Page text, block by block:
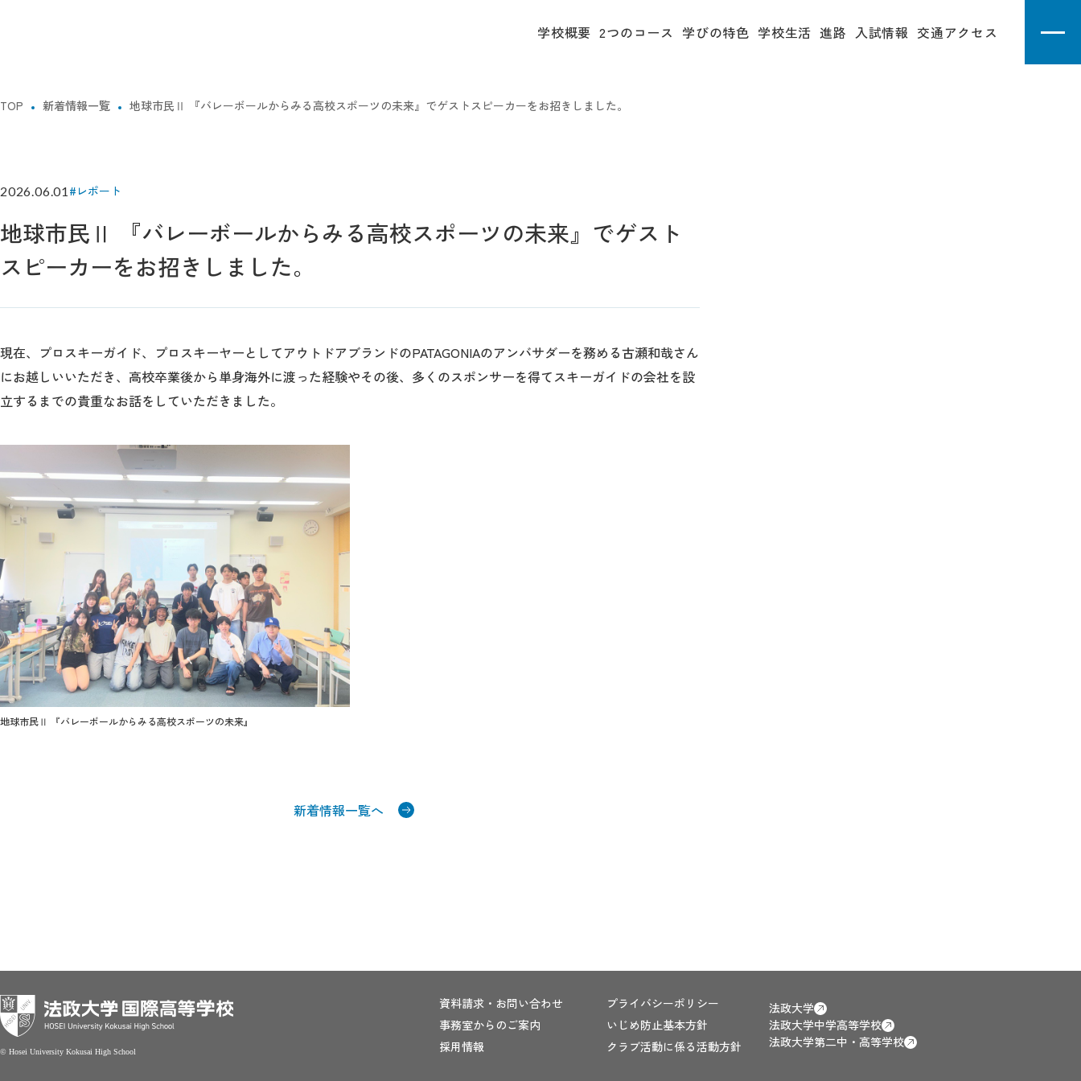
学校概要 2つのコース 学びの特色 学校生活 進路 入試情報 交通アクセス
TOP 新着情報一覧 地球市民Ⅱ 『バレーボールからみる高校スポーツの未来』でゲストスピーカーをお招きしました。
2026.06.01 #レポート
地球市民Ⅱ 『バレーボールからみる高校スポーツの未来』でゲスト
スピーカーをお招きしました。
現在、プロスキーガイド、プロスキーヤーとしてアウトドアブランドのPATAGONIAのアンバサダーを務める古瀬和哉さん
にお越しいいただき、高校卒業後から単身海外に渡った経験やその後、多くのスポンサーを得てスキーガイドの会社を設
立するまでの貴重なお話をしていただきました。
地球市民Ⅱ 『バレーボールからみる高校スポーツの未来』
新着情報一覧へ
© Hosei University Kokusai High School
資料請求・お問い合わせ
事務室からのご案内
採用情報
プライバシーポリシー
いじめ防止基本方針
クラブ活動に係る活動方針
法政大学
法政大学中学高等学校
法政大学第二中・高等学校